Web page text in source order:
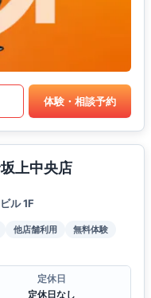
体験・相談予約
上中央店
ル 1F
他店舗利用
無料体験
定休日
定休日なし